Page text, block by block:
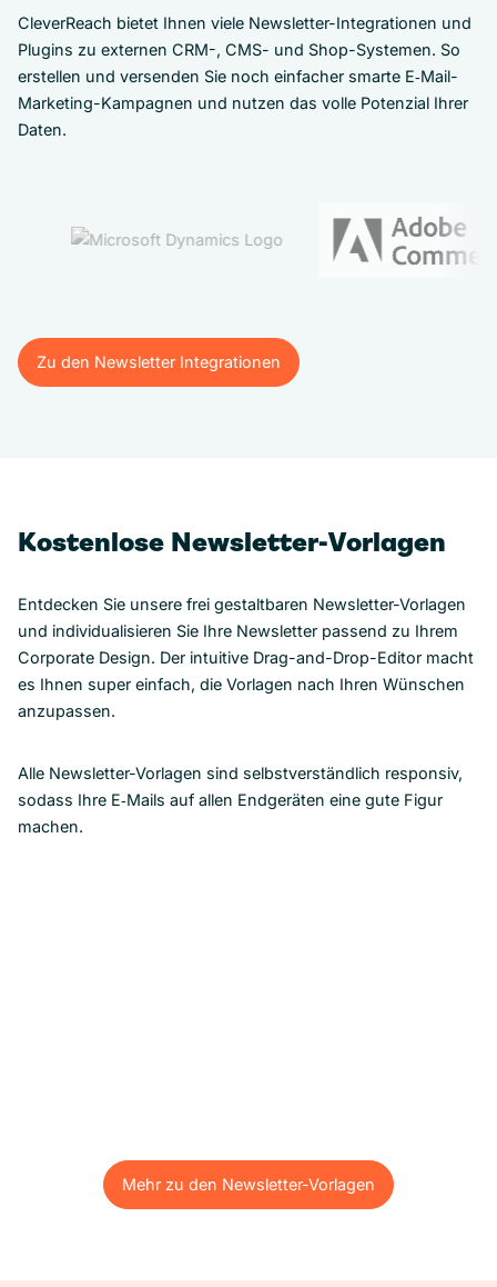
CleverReach bietet Ihnen viele Newsletter-Integrationen und
Plugins zu externen CRM-, CMS- und Shop-Systemen. So
erstellen und versenden Sie noch einfacher smarte E‑Mail-
Marketing-Kampagnen und nutzen das volle Potenzial Ihrer
Daten.
Zu den Newsletter Integrationen
Zu den Newsletter Integrationen
Kostenlose Newsletter-Vorlagen
Entdecken Sie unsere frei gestaltbaren Newsletter-Vorlagen
und individualisieren Sie Ihre Newsletter passend zu Ihrem
Corporate Design. Der intuitive Drag-and-Drop-Editor macht
es Ihnen super einfach, die Vorlagen nach Ihren Wünschen
anzupassen.
Alle Newsletter-Vorlagen sind selbstverständlich responsiv,
sodass Ihre E‑Mails auf allen Endgeräten eine gute Figur
machen.
Mehr zu den Newsletter-Vorlagen
Mehr zu den Newsletter-Vorlagen